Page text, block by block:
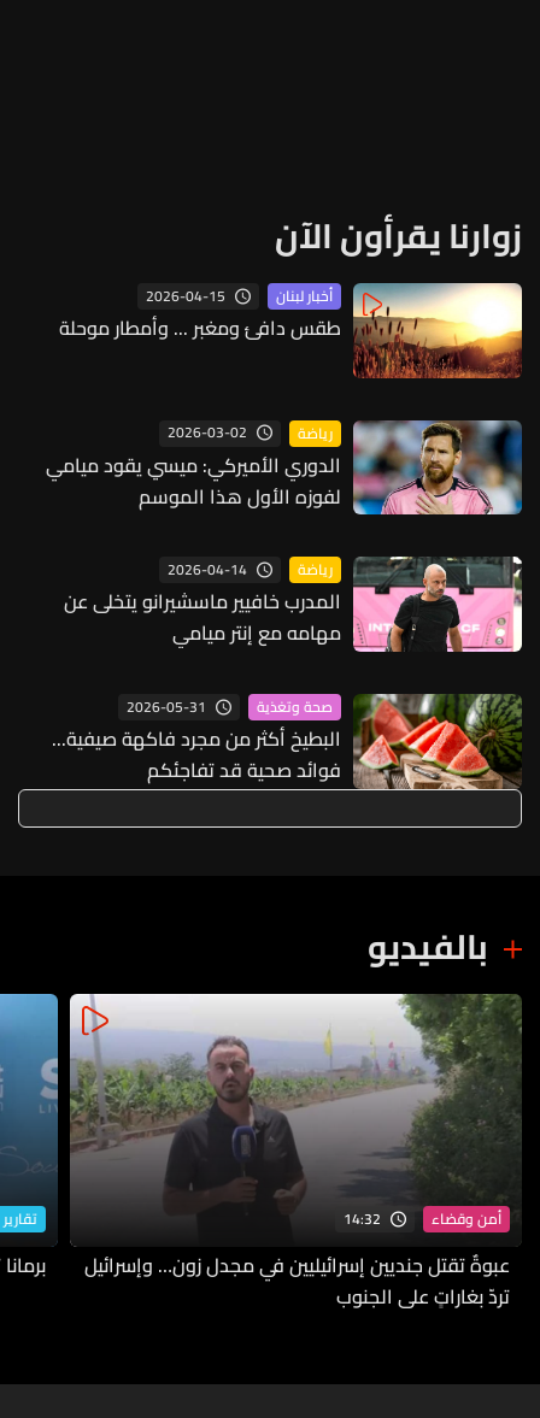
زوارنا يقرأون الآن
أخبار لبنان 2026-04-15
طقس دافئ ومغبر ... وأمطار موحلة
رياضة 2026-03-02
الدوري الأميركي: ميسي يقود ميامي
لفوزه الأول هذا الموسم
رياضة 2026-04-14
المدرب خافيير ماسشيرانو يتخلى عن
مهامه مع إنتر ميامي
صحة وتغذية 2026-05-31
البطيخ أكثر من مجرد فاكهة صيفية...
فوائد صحية قد تفاجئكم
بالفيديو
أمن وقضاء 14:32
عبوةٌ تقتل جنديين إسرائيليين في مجدل زون… وإسرائيل
تردّ بغاراتٍ على الجنوب